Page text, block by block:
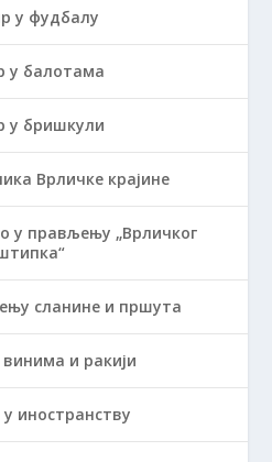
у фудбалу
у балотама
у бришкули
Врличке крајине
у прављењу „Врличког
сланине и пршута
и ракији
иностранству